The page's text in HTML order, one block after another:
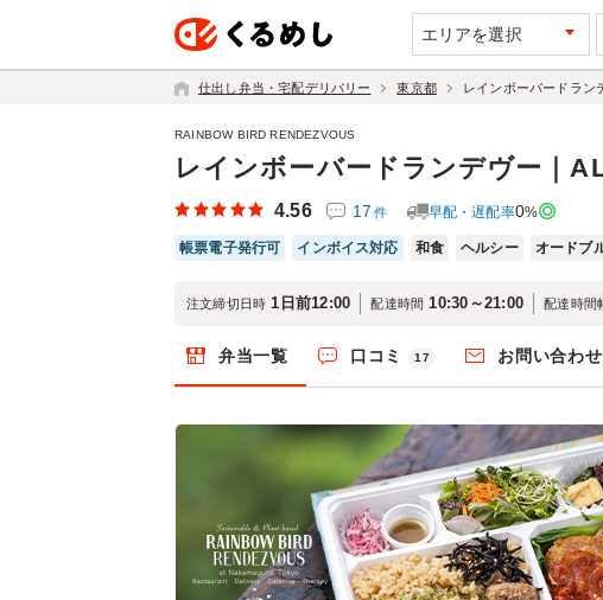
エリアを選択
仕出し弁当・宅配デリバリー 東京都 レインボーバードラン
レインボーバードランデヴー｜
RAINBOW BIRD RENDEZVOUS
4.56 17 件 早配・遅配率0%
帳票電子発行可 インボイス対応 和食 ヘルシー オードブ
注文締切日時 1日前12:00 配達時間 10:30～21:00 配達時間
弁当一覧 口コミ 17 お問い合わせ